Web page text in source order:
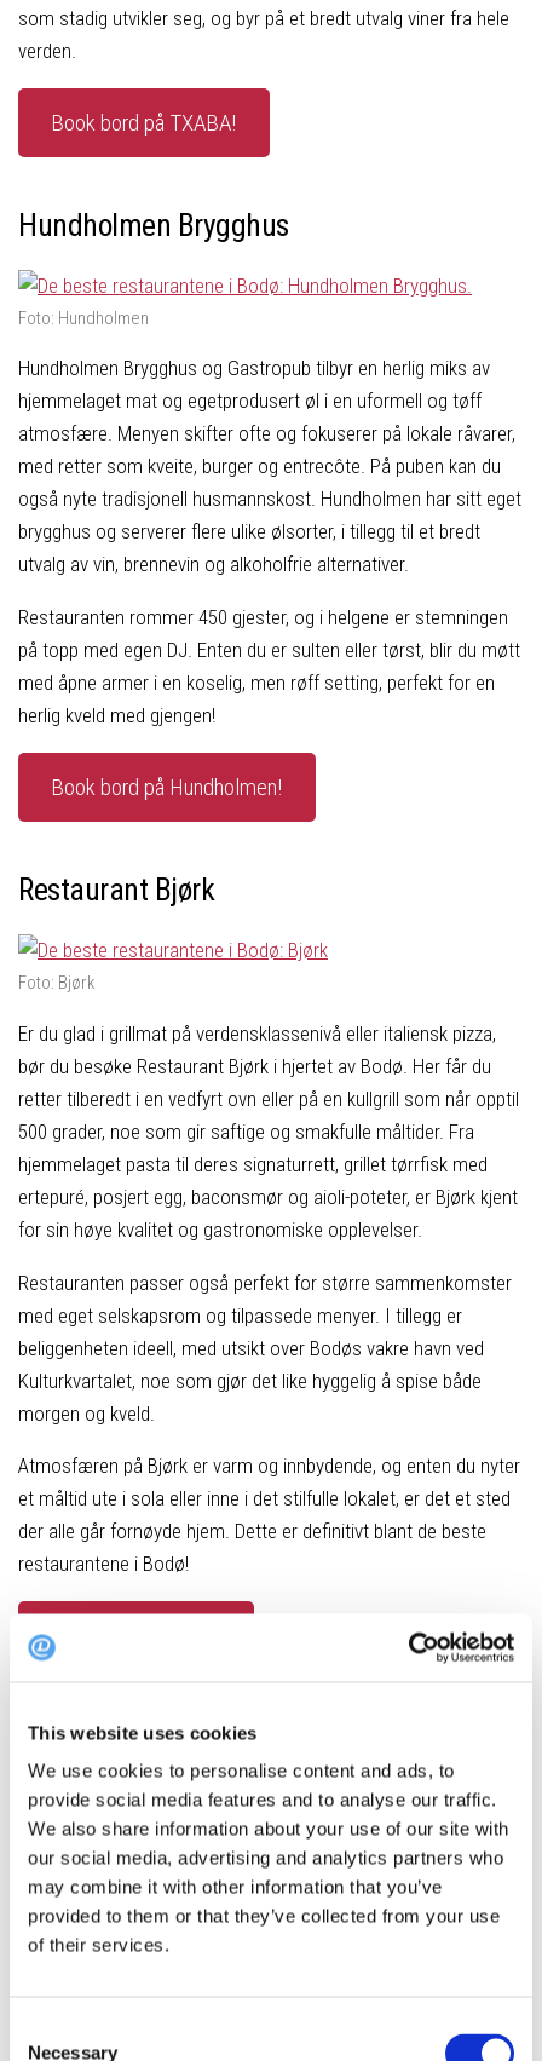
This website uses cookies
We use cookies to personalise content and ads, to
provide social media features and to analyse our traffic.
We also share information about your use of our site with
our social media, advertising and analytics partners who
may combine it with other information that you’ve
provided to them or that they’ve collected from your use
of their services.
Necessary
som stadig utvikler seg, og byr på et bredt utvalg viner fra hele
verden.
Book bord på TXABA!
Hundholmen Brygghus
Foto: Hundholmen
Hundholmen Brygghus og Gastropub tilbyr en herlig miks av
hjemmelaget mat og egetprodusert øl i en uformell og tøff
atmosfære. Menyen skifter ofte og fokuserer på lokale råvarer,
med retter som kveite, burger og entrecôte. På puben kan du
også nyte tradisjonell husmannskost. Hundholmen har sitt eget
brygghus og serverer flere ulike ølsorter, i tillegg til et bredt
utvalg av vin, brennevin og alkoholfrie alternativer.
Restauranten rommer 450 gjester, og i helgene er stemningen
på topp med egen DJ. Enten du er sulten eller tørst, blir du møtt
med åpne armer i en koselig, men røff setting, perfekt for en
herlig kveld med gjengen!
Book bord på Hundholmen!
Restaurant Bjørk
Foto: Bjørk
Er du glad i grillmat på verdensklassenivå eller italiensk pizza,
bør du besøke Restaurant Bjørk i hjertet av Bodø. Her får du
retter tilberedt i en vedfyrt ovn eller på en kullgrill som når opptil
500 grader, noe som gir saftige og smakfulle måltider. Fra
hjemmelaget pasta til deres signaturrett, grillet tørrfisk med
ertepuré, posjert egg, baconsmør og aioli-poteter, er Bjørk kjent
for sin høye kvalitet og gastronomiske opplevelser.
Restauranten passer også perfekt for større sammenkomster
med eget selskapsrom og tilpassede menyer. I tillegg er
beliggenheten ideell, med utsikt over Bodøs vakre havn ved
Kulturkvartalet, noe som gjør det like hyggelig å spise både
morgen og kveld.
Atmosfæren på Bjørk er varm og innbydende, og enten du nyter
et måltid ute i sola eller inne i det stilfulle lokalet, er det et sted
der alle går fornøyde hjem. Dette er definitivt blant de beste
restaurantene i Bodø!
Book bord på Bjørk!
Restaurant Ohma
Foto: OHMA
OHMA er et populært valg for de som ønsker en autentisk og
gjester velge fra retter som crispy duck, torsk red curry, grillet